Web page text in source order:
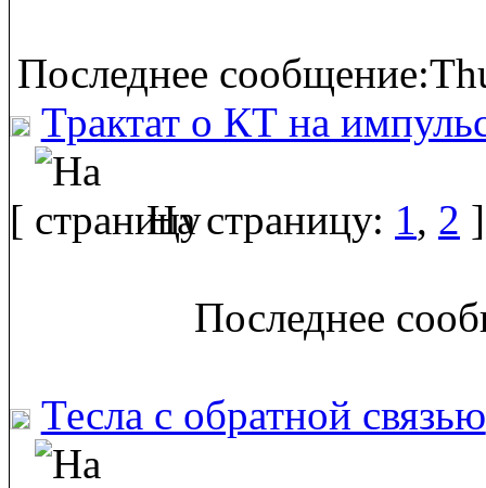
Последнее
Трактат о КТ на
[ На страницу: 1, 2 ]
Последнее
Тесла с обратной связью